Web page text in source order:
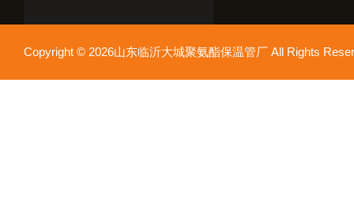
Copyright © 2026山东临沂大城聚氨酯保温管厂 All Rights